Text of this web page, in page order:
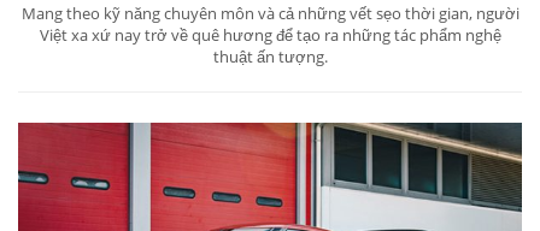
Mang theo kỹ năng chuyên môn và cả những vết sẹo thời gian, người
Việt xa xứ nay trở về quê hương để tạo ra những tác phẩm nghệ
thuật ấn tượng.